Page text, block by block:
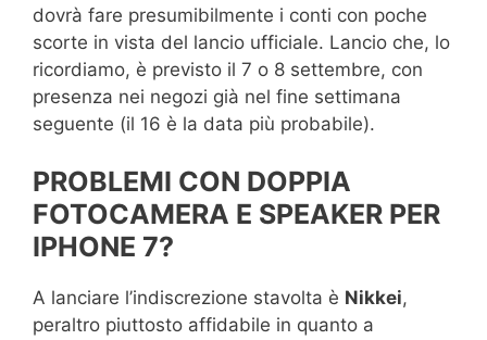
dovrà fare presumibilmente i conti con poche
scorte in vista del lancio ufficiale. Lancio che, lo
ricordiamo, è previsto il 7 o 8 settembre, con
presenza nei negozi già nel fine settimana
seguente (il 16 è la data più probabile).
PROBLEMI CON DOPPIA
FOTOCAMERA E SPEAKER PER
IPHONE 7?
A lanciare l’indiscrezione stavolta è Nikkei,
peraltro piuttosto affidabile in quanto a